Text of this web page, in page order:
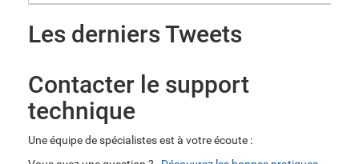
Les derniers Tweets
Contacter le support
technique
Une équipe de spécialistes est à votre écoute :